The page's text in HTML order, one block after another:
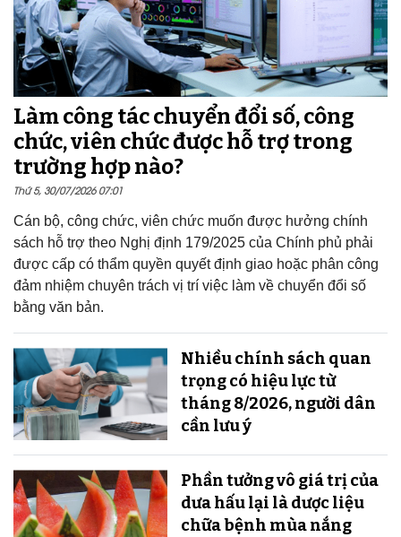
Làm công tác chuyển đổi số, công
chức, viên chức được hỗ trợ trong
trường hợp nào?
Thứ 5, 30/07/2026 07:01
Cán bộ, công chức, viên chức muốn được hưởng chính
sách hỗ trợ theo Nghị định 179/2025 của Chính phủ phải
được cấp có thẩm quyền quyết định giao hoặc phân công
đảm nhiệm chuyên trách vị trí việc làm về chuyển đổi số
bằng văn bản.
Nhiều chính sách quan
trọng có hiệu lực từ
tháng 8/2026, người dân
cần lưu ý
Phần tưởng vô giá trị của
dưa hấu lại là dược liệu
chữa bệnh mùa nắng